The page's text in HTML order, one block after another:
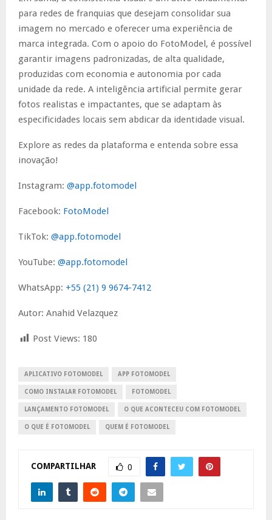
para redes de franquias que desejam consolidar sua
imagem no mercado e oferecer uma experiência de
marca integrada. Com o apoio do FotoModel, é possível
garantir imagens padronizadas, de alta qualidade,
produzidas com economia e autonomia por cada
unidade da rede. A inteligência artificial permite gerar
fotos realistas e impactantes, que se adaptam às
especificidades locais sem abdicar da identidade visual.
Explore as redes da plataforma e entenda sobre essa
inovação!
Instagram: @app.fotomodel
Facebook: FotoModel
TikTok: @app.fotomodel
YouTube: @app.fotomodel
WhatsApp: +55 (21) 9 9674-7412
Autor: Anahid Velazquez
Post Views: 180
APLICATIVO FOTOMODEL APP FOTOMODEL
COMO INSTALAR FOTOMODEL FOTOMODEL
LANÇAMENTO FOTOMODEL O QUE ACONTECEU COM FOTOMODEL
O QUE É FOTOMODEL QUEM É FOTOMODEL
COMPARTILHAR 0